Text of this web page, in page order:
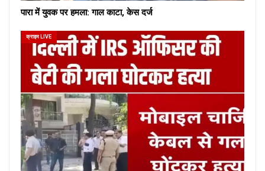
पारा में युवक पर हमला: गाल काटा, केस दर्ज
क्राइम LIVE